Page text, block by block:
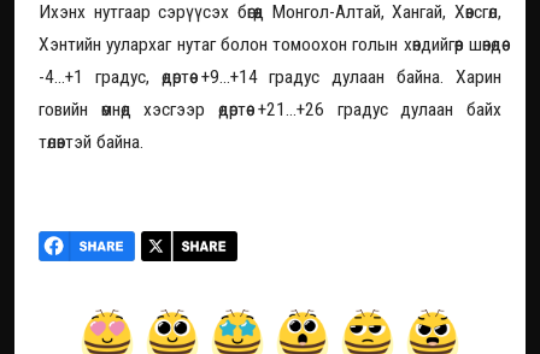
Ихэнх нутгаар сэрүүсэх бөгөөд Монгол-Алтай, Хангай, Хөвсгөл,
Хэнтийн уулархаг нутаг болон томоохон голын хөндийгөөр шөнөдөө
-4...+1 градус, өдөртөө +9...+14 градус дулаан байна. Харин
говийн өмнөд хэсгээр өдөртөө +21...+26 градус дулаан байх
төлөвтэй байна.